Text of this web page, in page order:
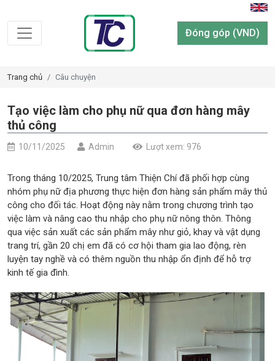
Đóng góp (VND)
Trang chủ Câu chuyện
Tạo việc làm cho phụ nữ qua đơn hàng mây
thủ công
10/11/2025 Admin Lượt xem: 976
Trong tháng 10/2025, Trung tâm Thiện Chí đã phối hợp cùng
nhóm phụ nữ địa phương thực hiện đơn hàng sản phẩm mây thủ
công cho đối tác. Hoạt động này nằm trong chương trình tạo
việc làm và nâng cao thu nhập cho phụ nữ nông thôn. Thông
qua việc sản xuất các sản phẩm mây như giỏ, khay và vật dụng
trang trí, gần 20 chị em đã có cơ hội tham gia lao động, rèn
luyện tay nghề và có thêm nguồn thu nhập ổn định để hỗ trợ
kinh tế gia đình.